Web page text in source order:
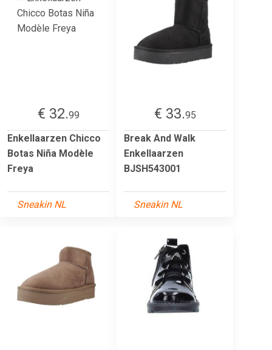
€ 32.99
Enkellaarzen Chicco
Botas Niña Modèle
Freya
Sneakin NL
€ 33.95
Break And Walk
Enkellaarzen
BJSH543001
Sneakin NL